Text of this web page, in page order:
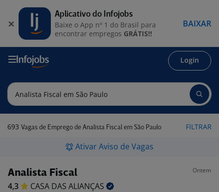
Login
693 Vagas de Emprego de Analista Fiscal em São Paulo FILTRAR
Ativar Aviso de Vagas
Analista Fiscal Ontem
4,3 CASA DAS ALIANÇAS
Aplicativo do Infojobs
Baixe o App nº 1 do Brasil para
encontrar empregos GRÁTIS!!
BAIXAR